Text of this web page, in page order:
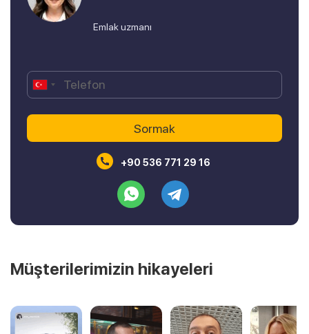
Emlak uzmanı
+90 536 771 29 16
Müşterilerimizin hikayeleri